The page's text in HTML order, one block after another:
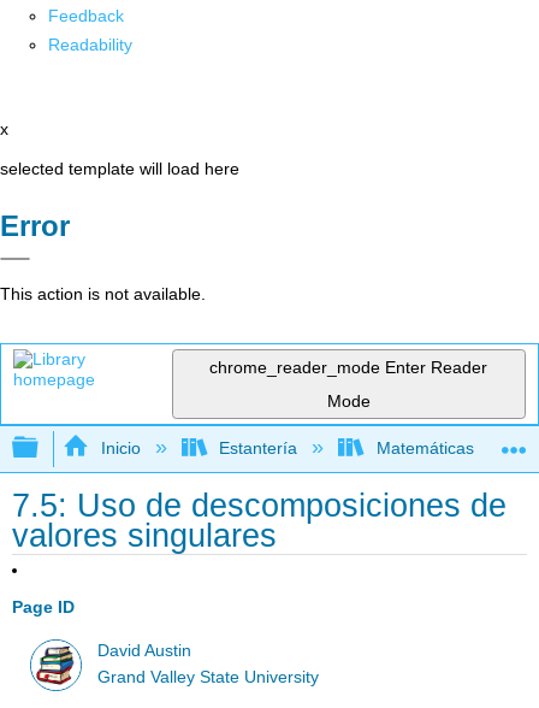
Feedback
Readability
x
selected template will load here
Error
This action is not available.
chrome_reader_mode Enter Reader
Mode
Expandir/contraer jerarquía global
Inicio Estantería Matemáticas
7.5: Uso de descomposiciones de
valores singulares
Page ID
David Austin
Grand Valley State University